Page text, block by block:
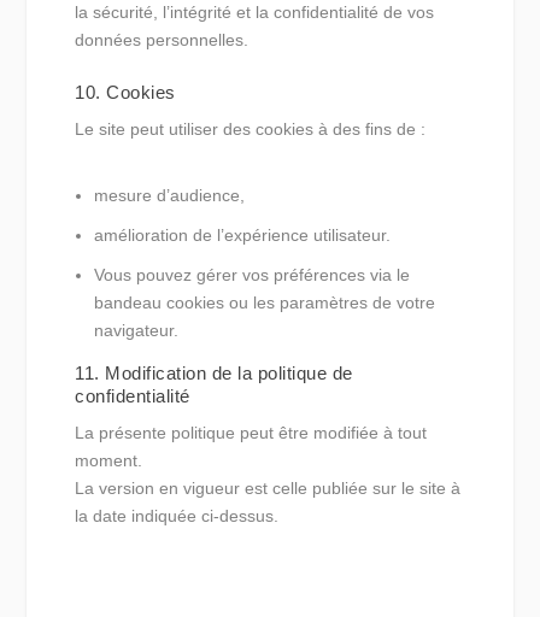
la sécurité, l’intégrité et la confidentialité de vos
données personnelles.
10. Cookies
Le site peut utiliser des cookies à des fins de :
mesure d’audience,
amélioration de l’expérience utilisateur.
Vous pouvez gérer vos préférences via le
bandeau cookies ou les paramètres de votre
navigateur.
11. Modification de la politique de
confidentialité
La présente politique peut être modifiée à tout
moment.
La version en vigueur est celle publiée sur le site à
la date indiquée ci-dessus.